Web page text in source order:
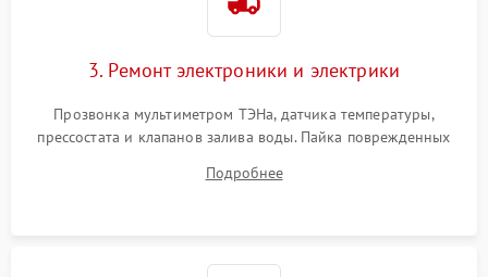
3. Ремонт электроники и электрики
Прозвонка мультиметром ТЭНа, датчика температуры,
прессостата и клапанов залива воды. Пайка поврежденных
Восстановление целостности проводки и контактов.
Подробнее